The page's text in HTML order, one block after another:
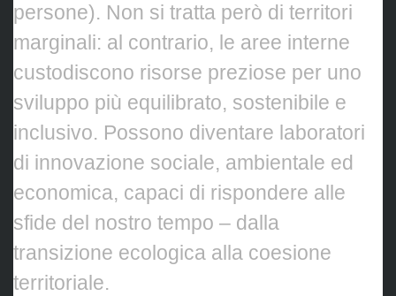
persone). Non si tratta però di territori
marginali: al contrario, le aree interne
custodiscono risorse preziose per uno
sviluppo più equilibrato, sostenibile e
inclusivo. Possono diventare laboratori
di innovazione sociale, ambientale ed
economica, capaci di rispondere alle
sfide del nostro tempo – dalla
transizione ecologica alla coesione
territoriale.